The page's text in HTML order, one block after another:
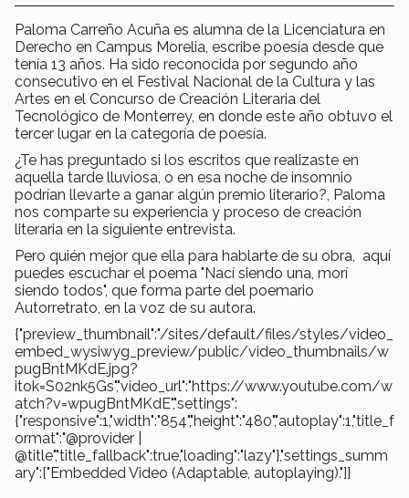
Paloma Carreño Acuña es alumna de la Licenciatura en
Derecho en Campus Morelia, escribe poesía desde que
tenía 13 años. Ha sido reconocida por segundo año
consecutivo en el Festival Nacional de la Cultura y las
Artes en el Concurso de Creación Literaria del
Tecnológico de Monterrey, en donde este año obtuvo el
tercer lugar en la categoría de poesía.
¿Te has preguntado si los escritos que realizaste en
aquella tarde lluviosa, o en esa noche de insomnio
podrían llevarte a ganar algún premio literario?, Paloma
nos comparte su experiencia y proceso de creación
literaria en la siguiente entrevista.
Pero quién mejor que ella para hablarte de su obra, aquí
puedes escuchar el poema "Nací siendo una, morí
siendo todos", que forma parte del poemario
Autorretrato, en la voz de su autora.
{"preview_thumbnail":"/sites/default/files/styles/video_
embed_wysiwyg_preview/public/video_thumbnails/w
pugBntMKdE.jpg?
itok=S02nk5Gs","video_url":"https://www.youtube.com/w
atch?v=wpugBntMKdE","settings":
{"responsive":1,"width":"854","height":"480","autoplay":1,"title_f
ormat":"@provider |
@title","title_fallback":true,"loading":"lazy"},"settings_summ
ary":["Embedded Video (Adaptable, autoplaying)."]}